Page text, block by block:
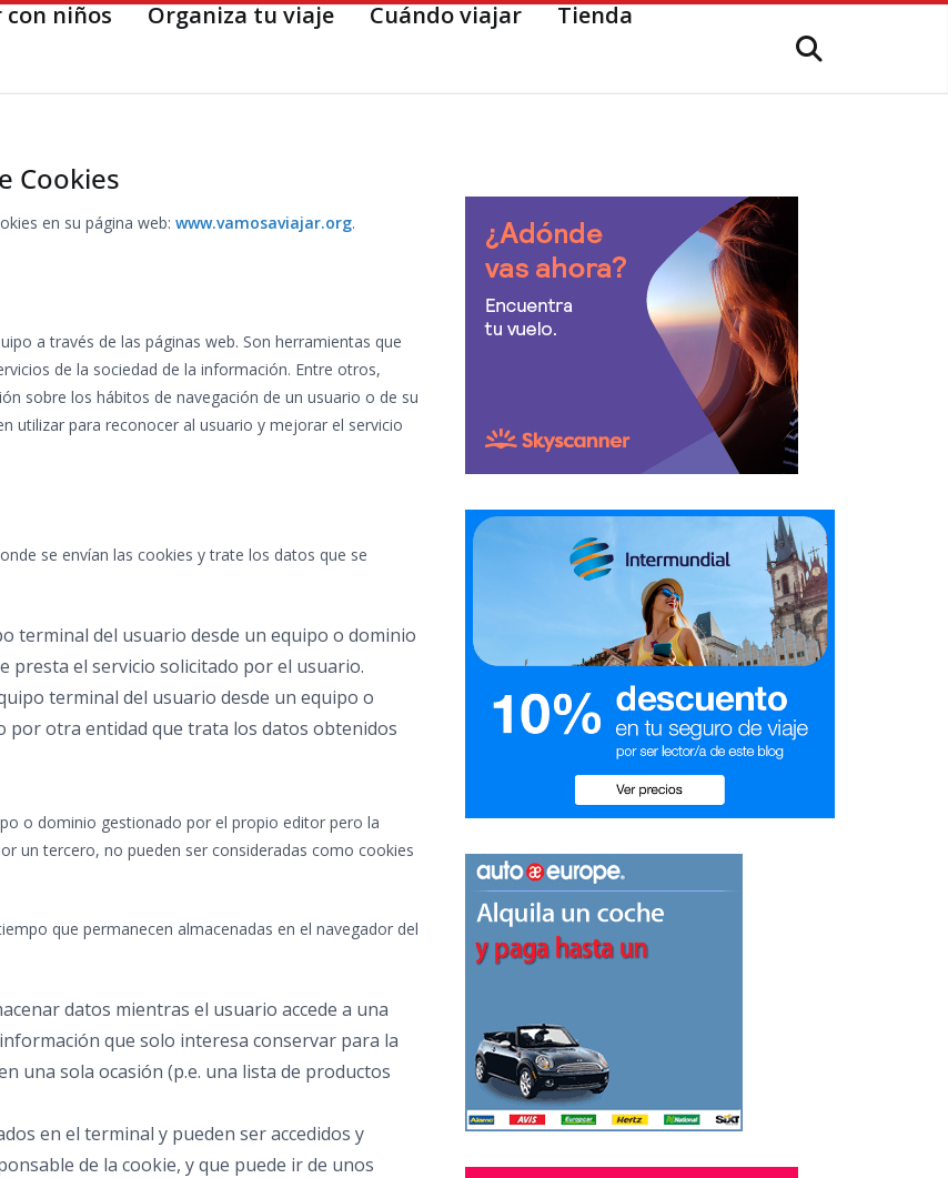
con niños Organiza tu viaje Cuándo viajar Tienda
Cookies
en su página web: www.vamosaviajar.org.
a través de las páginas web. Son herramientas que
de la sociedad de la información. Entre otros,
sobre los hábitos de navegación de un usuario o de su
utilizar para reconocer al usuario y mejorar el servicio
se envían las cookies y trate los datos que se
terminal del usuario desde un equipo o dominio
presta el servicio solicitado por el usuario.
terminal del usuario desde un equipo o
otra entidad que trata los datos obtenidos
o dominio gestionado por el propio editor pero la
un tercero, no pueden ser consideradas como cookies
que permanecen almacenadas en el navegador del
datos mientras el usuario accede a una
que solo interesa conservar para la
una sola ocasión (p.e. una lista de productos
en el terminal y pueden ser accedidos y
de la cookie, y que puede ir de unos